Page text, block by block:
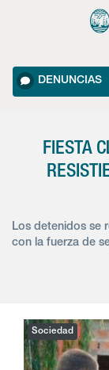
DENUNCIAS
FIESTA
Los detenidos se
con la fuerza de
Sociedad